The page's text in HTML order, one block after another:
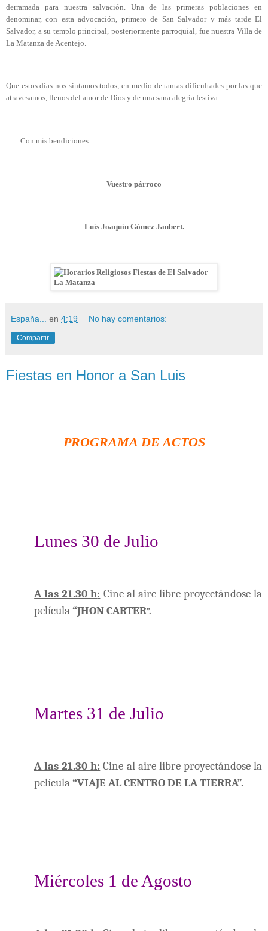
derramada para nuestra salvación. Una de las primeras poblaciones en
denominar, con esta advocación, primero de San Salvador y más tarde El
Salvador, a su templo principal, posteriormente parroquial, fue nuestra Villa de
La Matanza de Acentejo.
Que estos días nos sintamos todos, en medio de tantas dificultades por las que
atravesamos, llenos del amor de Dios y de una sana alegría festiva.
Con mis bendiciones
Vuestro párroco
Luís Joaquín Gómez Jaubert.
España... en 4:19 No hay comentarios:
Compartir
Fiestas en Honor a San Luis
PROGRAMA DE ACTOS
Lunes 30 de Julio
A las 21.30 h: Cine al aire libre proyectándose la
película “JHON CARTER”.
Martes 31 de Julio
A las 21.30 h: Cine al aire libre proyectándose la
película “VIAJE AL CENTRO DE LA TIERRA”.
Miércoles 1 de Agosto